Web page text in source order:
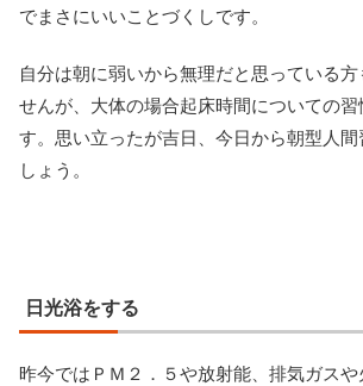
でまさにいいことづくしです。
自分は朝に弱いから無理だと思っている方
せんが、大体の場合起床時間についての習
す。思い立ったが吉日、今日から朝型人間
しょう。
日光浴をする
昨今ではＰＭ２．５や放射能、排気ガス